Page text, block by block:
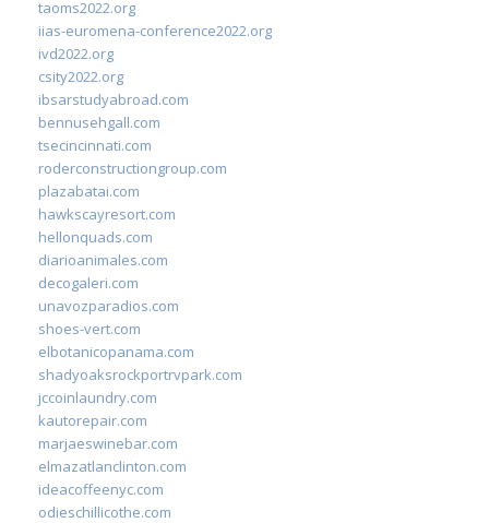
taoms2022.org
iias-euromena-conference2022.org
ivd2022.org
csity2022.org
ibsarstudyabroad.com
bennusehgall.com
tsecincinnati.com
roderconstructiongroup.com
plazabatai.com
hawkscayresort.com
hellonquads.com
diarioanimales.com
decogaleri.com
unavozparadios.com
shoes-vert.com
elbotanicopanama.com
shadyoaksrockportrvpark.com
jccoinlaundry.com
kautorepair.com
marjaeswinebar.com
elmazatlanclinton.com
ideacoffeenyc.com
odieschillicothe.com